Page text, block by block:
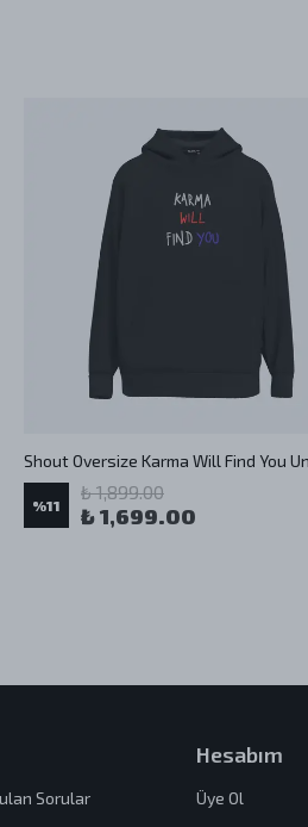
%11
₺ 1,899.00
₺ 1,699.00
Sorular
Hesabım
Üye Ol